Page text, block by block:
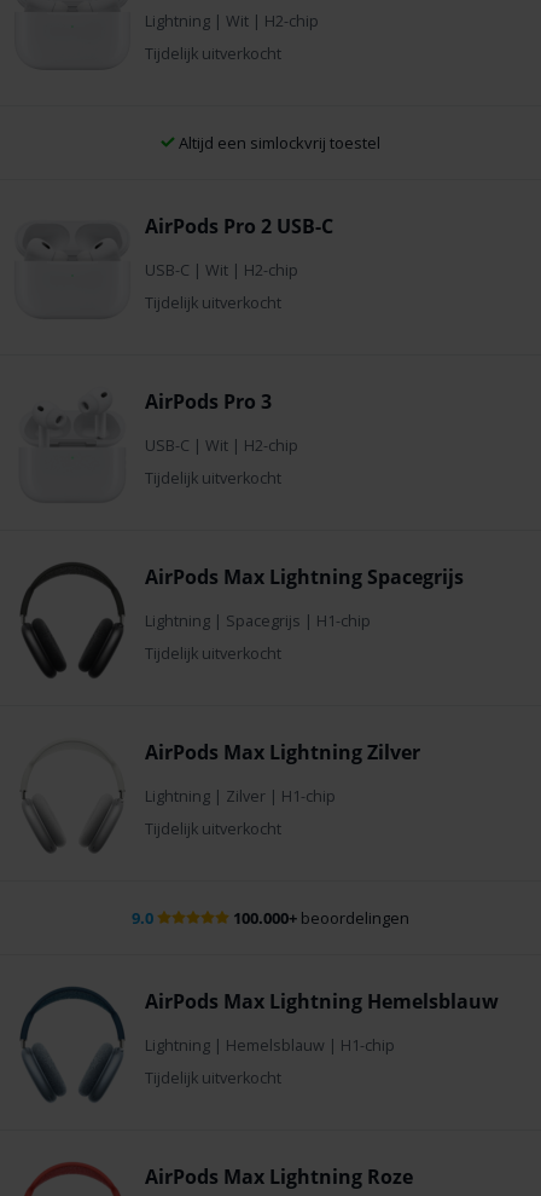
Lightning | Wit | H2-chip
Tijdelijk uitverkocht
AirPods Pro 2 USB-C
USB-C | Wit | H2-chip
Tijdelijk uitverkocht
AirPods Pro 3
USB-C | Wit | H2-chip
Tijdelijk uitverkocht
Altijd een simlockvrij toestel
AirPods Max Lightning Spacegrijs
Lightning | Spacegrijs | H1-chip
Tijdelijk uitverkocht
AirPods Max Lightning Zilver
Lightning | Zilver | H1-chip
Tijdelijk uitverkocht
AirPods Max Lightning Hemelsblauw
Lightning | Hemelsblauw | H1-chip
Tijdelijk uitverkocht
9.0 100.000+ beoordelingen
AirPods Max Lightning Roze